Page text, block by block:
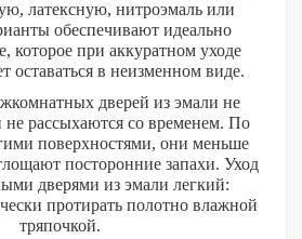
латексную, нитроэмаль или
обеспечивают идеально
которое при аккуратном уходе
оставаться в неизменном виде.
дверей из эмали не
рассыхаются со временем. По
поверхностями, они меньше
посторонние запахи. Уход
дверями из эмали легкий:
протирать полотно влажной
тряпочкой.